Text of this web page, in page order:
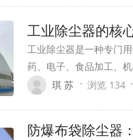
工业除尘器的核
工业除尘器‌是一种专门
药、电子、食品加工、
琪 苏 · 浏览 134 ·
防爆布袋除尘器